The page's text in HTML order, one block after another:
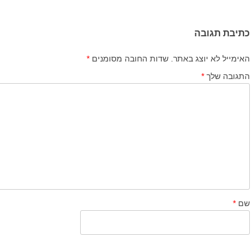
כתיבת תגובה
האימייל לא יוצג באתר. שדות החובה מסומנים *
התגובה שלך *
שם *